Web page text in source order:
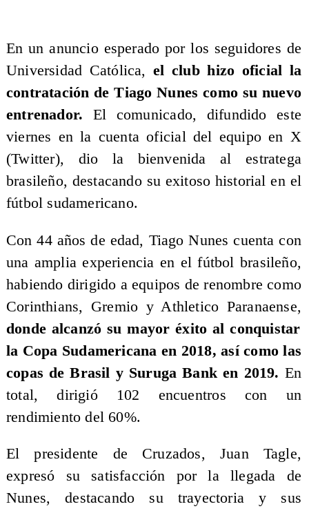
​En un anuncio esperado por los seguidores de
Universidad Católica,el club hizo oficial la
contratación de Tiago Nunes como su nuevo
entrenador. El comunicado, difundido este
viernes en la cuenta oficial del equipo en X
(Twitter), dio la bienvenida al estratega
brasileño, destacando su exitoso historial en el
fútbol sudamericano.
Con 44 años de edad, Tiago Nunes cuenta con
una amplia experiencia en el fútbol brasileño,
habiendo dirigido a equipos de renombre como
Corinthians, Gremio y Athletico Paranaense,
donde alcanzó su mayor éxito al conquistar
la Copa Sudamericana en 2018, así como las
copas de Brasil y Suruga Bank en 2019. En
total, dirigió 102 encuentros con un
rendimiento del 60%.
El presidente de Cruzados, Juan Tagle,
expresó su satisfacción por la llegada de
Nunes, destacando su trayectoria y sus